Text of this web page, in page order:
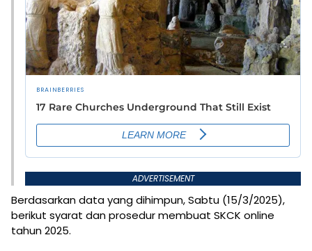
ADVERTISEMENT
Berdasarkan data yang dihimpun, Sabtu (15/3/2025),
berikut syarat dan prosedur membuat SKCK online
tahun 2025.